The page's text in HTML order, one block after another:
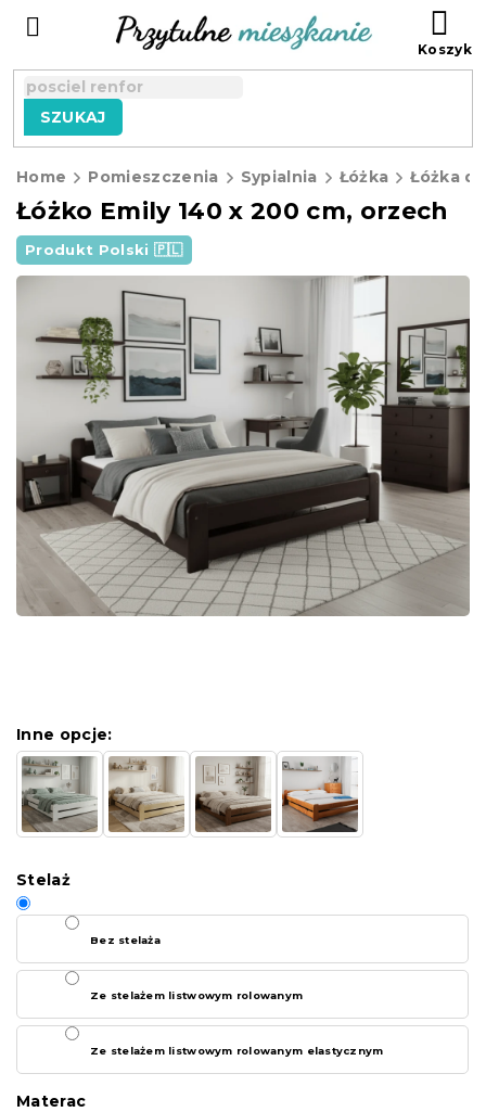
SZUKAJ
Home Pomieszczenia Sypialnia Łóżka Łóżka
Łóżko Emily 140 x 200 cm, orzech
Produkt Polski 🇵🇱
Inne opcje:
Stelaż
Bez stelaża
Ze stelażem listwowym rolowanym
Ze stelażem listwowym rolowanym elastycznym
Materac